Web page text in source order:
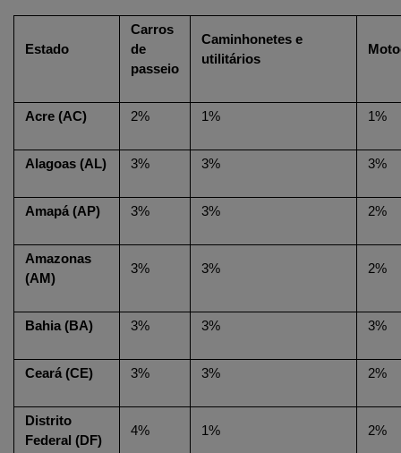
Estado
Carros
de
passeio
Caminhonetes e
utilitários
Acre (AC) 2% 1% 1%
Alagoas (AL) 3% 3% 3%
Amapá (AP) 3% 3% 2%
Amazonas
(AM)
3% 3% 2%
Bahia (BA) 3% 3% 3%
Ceará (CE) 3% 3% 2%
Distrito
Federal (DF)
4% 1% 2%